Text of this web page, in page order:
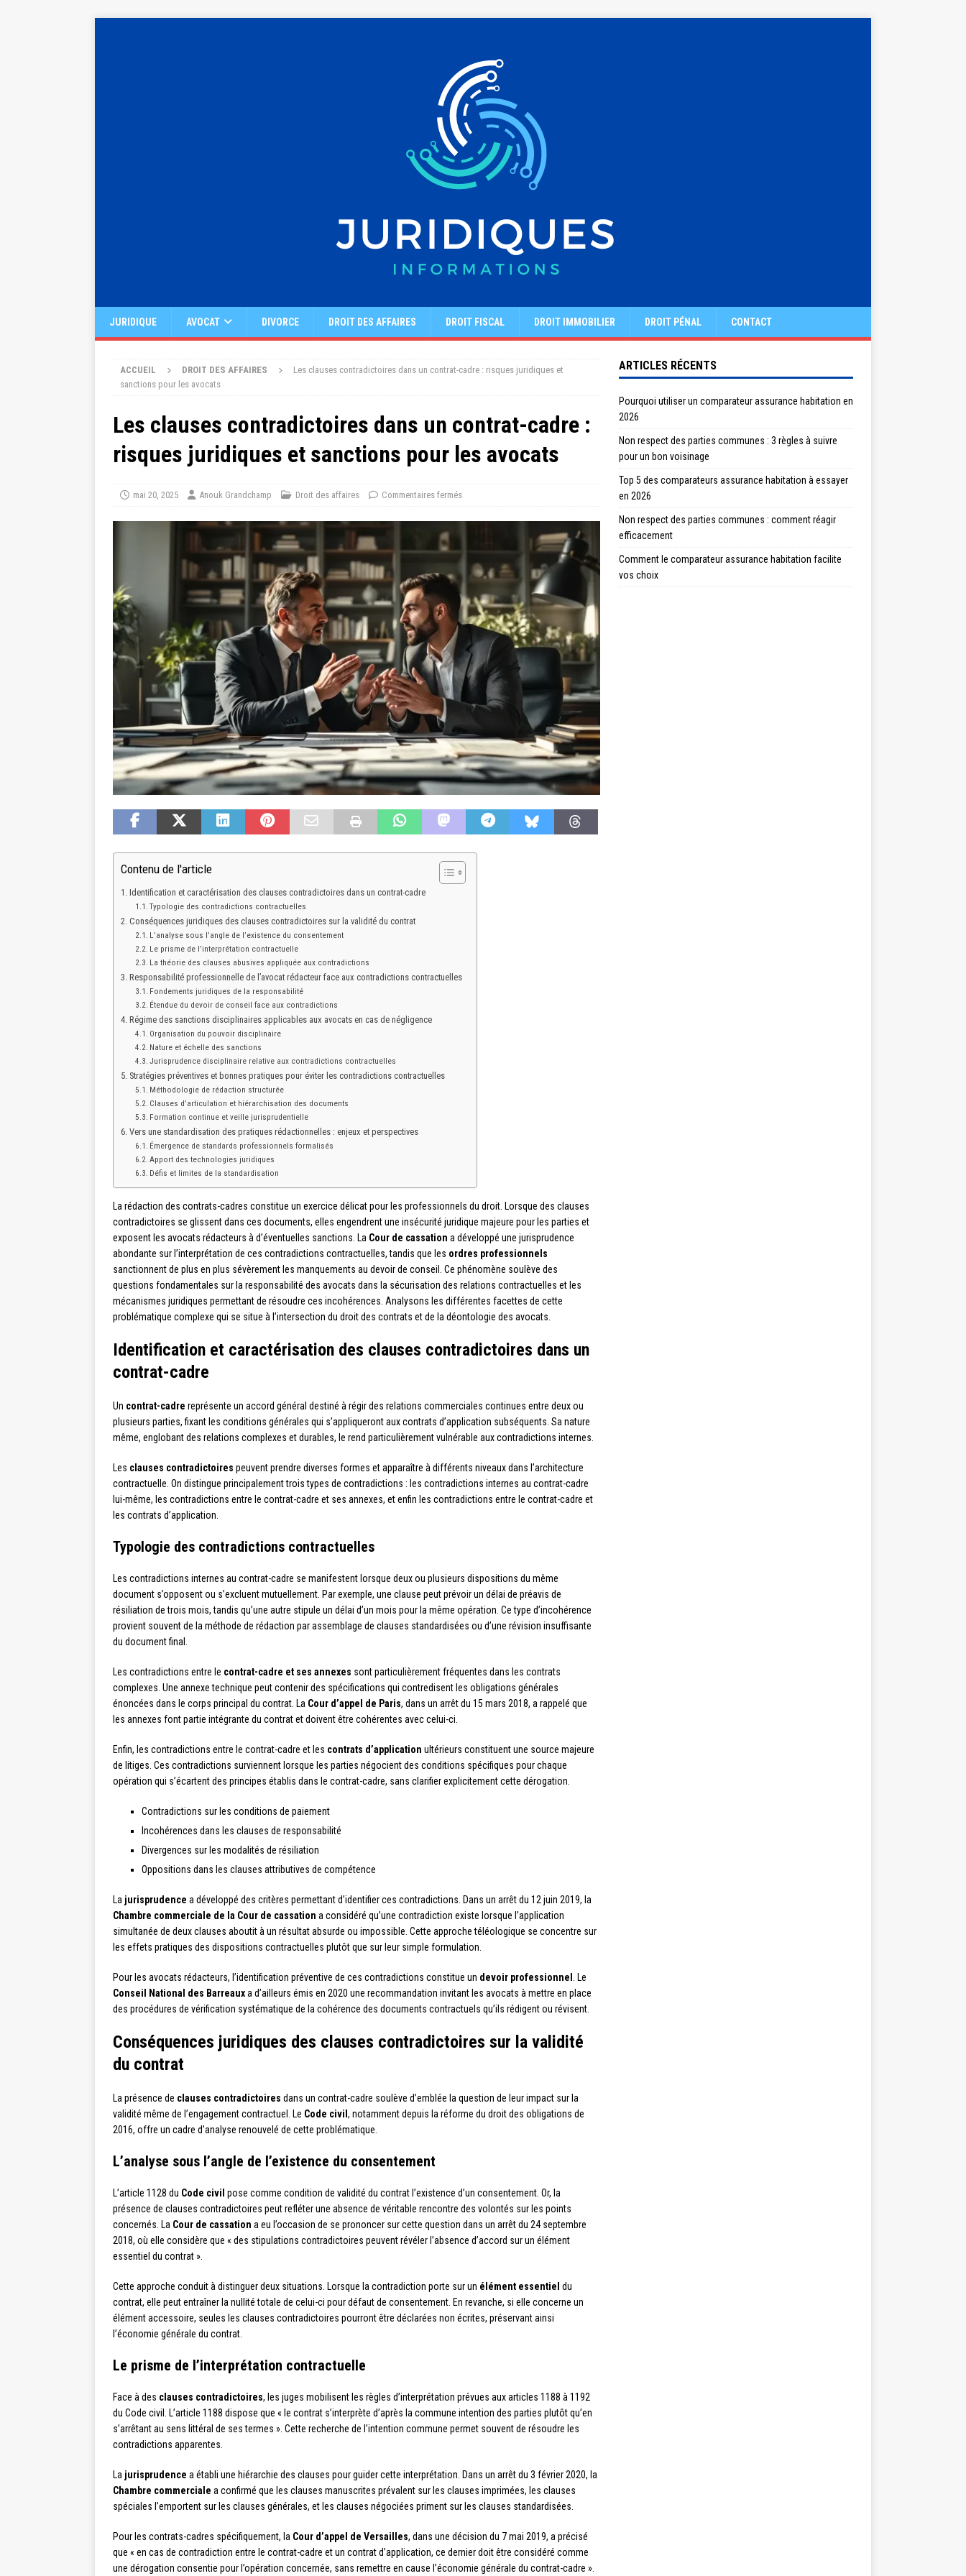
JURIDIQUE AVOCAT DIVORCE DROIT DES AFFAIRES DROIT FISCAL DROIT IMMOBILIER DROIT PÉNAL CONTACT
ACCUEIL DROIT DES AFFAIRES
Les clauses contradictoires dans un contrat-cadre : risques juridiques et
sanctions pour les avocats
Les clauses contradictoires dans un contrat-cadre :
risques juridiques et sanctions pour les avocats
mai 20, 2025 Anouk Grandchamp Droit des affaires Commentaires fermés
Contenu de l'article
Identification et caractérisation des clauses contradictoires dans un contrat-cadre
Typologie des contradictions contractuelles
Conséquences juridiques des clauses contradictoires sur la validité du contrat
L’analyse sous l’angle de l’existence du consentement
Le prisme de l’interprétation contractuelle
La théorie des clauses abusives appliquée aux contradictions
Responsabilité professionnelle de l’avocat rédacteur face aux contradictions contractuelles
Fondements juridiques de la responsabilité
Étendue du devoir de conseil face aux contradictions
Régime des sanctions disciplinaires applicables aux avocats en cas de négligence
Organisation du pouvoir disciplinaire
Nature et échelle des sanctions
Jurisprudence disciplinaire relative aux contradictions contractuelles
Stratégies préventives et bonnes pratiques pour éviter les contradictions contractuelles
Méthodologie de rédaction structurée
Clauses d’articulation et hiérarchisation des documents
Formation continue et veille jurisprudentielle
Vers une standardisation des pratiques rédactionnelles : enjeux et perspectives
Émergence de standards professionnels formalisés
Apport des technologies juridiques
Défis et limites de la standardisation
La rédaction des contrats-cadres constitue un exercice délicat pour les professionnels du droit. Lorsque des clauses
contradictoires se glissent dans ces documents, elles engendrent une insécurité juridique majeure pour les parties et
exposent les avocats rédacteurs à d’éventuelles sanctions. La Cour de cassation a développé une jurisprudence
abondante sur l’interprétation de ces contradictions contractuelles, tandis que les ordres professionnels
sanctionnent de plus en plus sévèrement les manquements au devoir de conseil. Ce phénomène soulève des
questions fondamentales sur la responsabilité des avocats dans la sécurisation des relations contractuelles et les
mécanismes juridiques permettant de résoudre ces incohérences. Analysons les différentes facettes de cette
problématique complexe qui se situe à l’intersection du droit des contrats et de la déontologie des avocats.
Identification et caractérisation des clauses contradictoires dans un
contrat-cadre
Un contrat-cadre représente un accord général destiné à régir des relations commerciales continues entre deux ou
plusieurs parties, fixant les conditions générales qui s’appliqueront aux contrats d’application subséquents. Sa nature
même, englobant des relations complexes et durables, le rend particulièrement vulnérable aux contradictions internes.
Les clauses contradictoires peuvent prendre diverses formes et apparaître à différents niveaux dans l’architecture
contractuelle. On distingue principalement trois types de contradictions : les contradictions internes au contrat-cadre
lui-même, les contradictions entre le contrat-cadre et ses annexes, et enfin les contradictions entre le contrat-cadre et
les contrats d’application.
Typologie des contradictions contractuelles
Les contradictions internes au contrat-cadre se manifestent lorsque deux ou plusieurs dispositions du même
document s’opposent ou s’excluent mutuellement. Par exemple, une clause peut prévoir un délai de préavis de
résiliation de trois mois, tandis qu’une autre stipule un délai d’un mois pour la même opération. Ce type d’incohérence
provient souvent de la méthode de rédaction par assemblage de clauses standardisées ou d’une révision insuffisante
du document final.
Les contradictions entre le contrat-cadre et ses annexes sont particulièrement fréquentes dans les contrats
complexes. Une annexe technique peut contenir des spécifications qui contredisent les obligations générales
énoncées dans le corps principal du contrat. La Cour d’appel de Paris, dans un arrêt du 15 mars 2018, a rappelé que
les annexes font partie intégrante du contrat et doivent être cohérentes avec celui-ci.
Enfin, les contradictions entre le contrat-cadre et les contrats d’application ultérieurs constituent une source majeure
de litiges. Ces contradictions surviennent lorsque les parties négocient des conditions spécifiques pour chaque
opération qui s’écartent des principes établis dans le contrat-cadre, sans clarifier explicitement cette dérogation.
Contradictions sur les conditions de paiement
Incohérences dans les clauses de responsabilité
Divergences sur les modalités de résiliation
Oppositions dans les clauses attributives de compétence
La jurisprudence a développé des critères permettant d’identifier ces contradictions. Dans un arrêt du 12 juin 2019, la
Chambre commerciale de la Cour de cassation a considéré qu’une contradiction existe lorsque l’application
simultanée de deux clauses aboutit à un résultat absurde ou impossible. Cette approche téléologique se concentre sur
les effets pratiques des dispositions contractuelles plutôt que sur leur simple formulation.
Pour les avocats rédacteurs, l’identification préventive de ces contradictions constitue un devoir professionnel
. Le
Conseil National des Barreauxa d’ailleurs émis en 2020 une recommandation invitant les avocats à mettre en place
des procédures de vérification systématique de la cohérence des documents contractuels qu’ils rédigent ou révisent.
Conséquences juridiques des clauses contradictoires sur la validité
du contrat
La présence de clauses contradictoires dans un contrat-cadre soulève d’emblée la question de leur impact sur la
validité même de l’engagement contractuel. Le Code civil , notamment depuis la réforme du droit des obligations de
2016, offre un cadre d’analyse renouvelé de cette problématique.
L’analyse sous l’angle de l’existence du consentement
L’article 1128 du Code civil pose comme condition de validité du contrat l’existence d’un consentement. Or, la
présence de clauses contradictoires peut refléter une absence de véritable rencontre des volontés sur les points
concernés. La Cour de cassation a eu l’occasion de se prononcer sur cette question dans un arrêt du 24 septembre
2018, où elle considère que « des stipulations contradictoires peuvent révéler l’absence d’accord sur un élément
essentiel du contrat ».
Cette approche conduit à distinguer deux situations. Lorsque la contradiction porte sur un élément essentiel du
contrat, elle peut entraîner la nullité totale de celui-ci pour défaut de consentement. En revanche, si elle concerne un
élément accessoire, seules les clauses contradictoires pourront être déclarées non écrites, préservant ainsi
l’économie générale du contrat.
Le prisme de l’interprétation contractuelle
Face à des clauses contradictoires, les juges mobilisent les règles d’interprétation prévues aux articles 1188 à 1192
du Code civil. L’article 1188 dispose que « le contrat s’interprète d’après la commune intention des parties plutôt qu’en
s’arrêtant au sens littéral de ses termes ». Cette recherche de l’intention commune permet souvent de résoudre les
contradictions apparentes.
La jurisprudence a établi une hiérarchie des clauses pour guider cette interprétation. Dans un arrêt du 3 février 2020, la
Chambre commerciale a confirmé que les clauses manuscrites prévalent sur les clauses imprimées, les clauses
spéciales l’emportent sur les clauses générales, et les clauses négociées priment sur les clauses standardisées.
Pour les contrats-cadres spécifiquement, la Cour d’appel de Versailles, dans une décision du 7 mai 2019, a précisé
que « en cas de contradiction entre le contrat-cadre et un contrat d’application, ce dernier doit être considéré comme
une dérogation consentie pour l’opération concernée, sans remettre en cause l’économie générale du contrat-cadre ».
ARTICLES RÉCENTS
Pourquoi utiliser un comparateur assurance habitation en
2026
Non respect des parties communes : 3 règles à suivre
pour un bon voisinage
Top 5 des comparateurs assurance habitation à essayer
en 2026
Non respect des parties communes : comment réagir
efficacement
Comment le comparateur assurance habitation facilite
vos choix